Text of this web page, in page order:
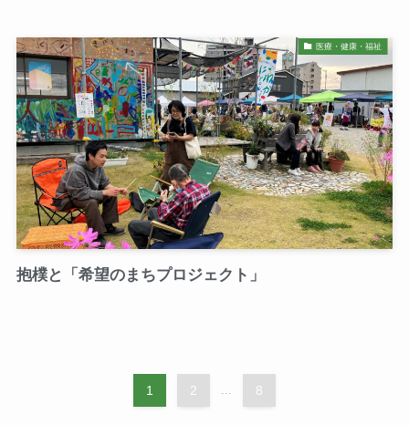
医療・健康・福祉
抱樸と「希望のまちプロジェクト」
1 2 ... 8